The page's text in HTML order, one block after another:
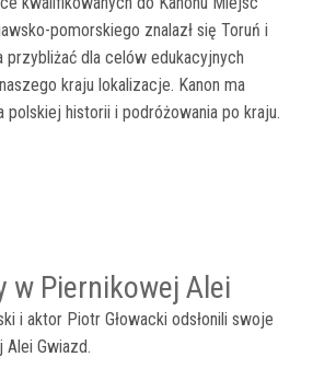
pomorskiego znalazł się Toruń i
przybliżać dla celów edukacyjnych
kraju lokalizacje. Kanon ma
polskiej historii i podróżowania po kraju.
w Piernikowej Alei
i aktor Piotr Głowacki odsłonili swoje
Gwiazd.